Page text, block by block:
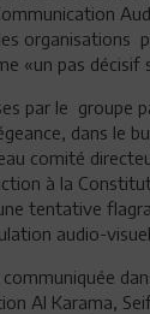
organisations
«un pas décisif
par le groupe
dans le
comité
à la
tentative
audio-
Al Karama,